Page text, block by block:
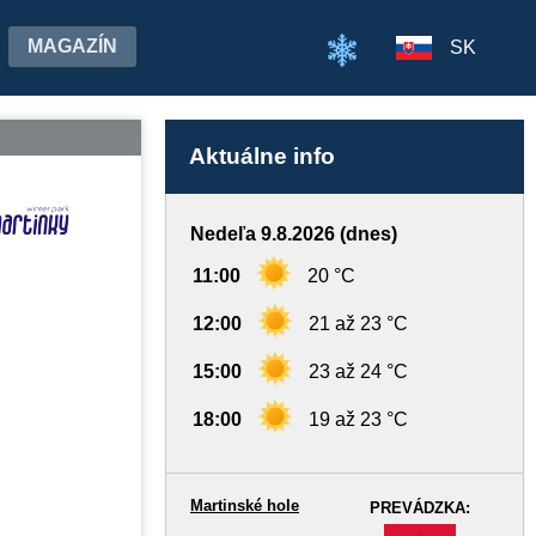
MAGAZÍN SK
Aktuálne info
Nedeľa 9.8.2026 (dnes)
11:00 20 °C
12:00 21 až 23 °C
15:00 23 až 24 °C
18:00 19 až 23 °C
PREVÁDZKA:
Martinské hole